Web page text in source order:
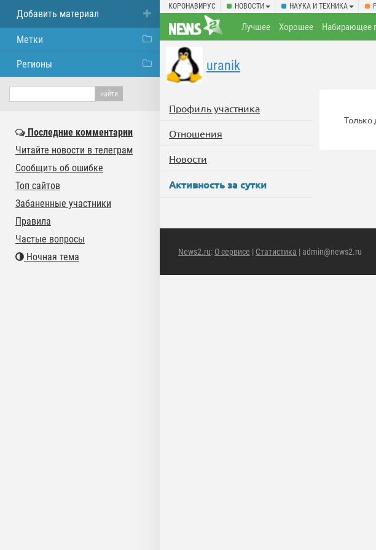
КОРОНАВИРУС НОВОСТИ НАУКА И ТЕХНИКА
Лучшее Хорошее Набирающее
uranik
Профиль участника
Отношения
Новости
Активность за сутки
Только
News2.ru: О сервисе | Статистика | admin@news2.ru
Добавить материал
Метки
Регионы
Последние комментарии
Читайте новости в телеграм
Сообщить об ошибке
Топ сайтов
Забаненные участники
Правила
Частые вопросы
Ночная тема